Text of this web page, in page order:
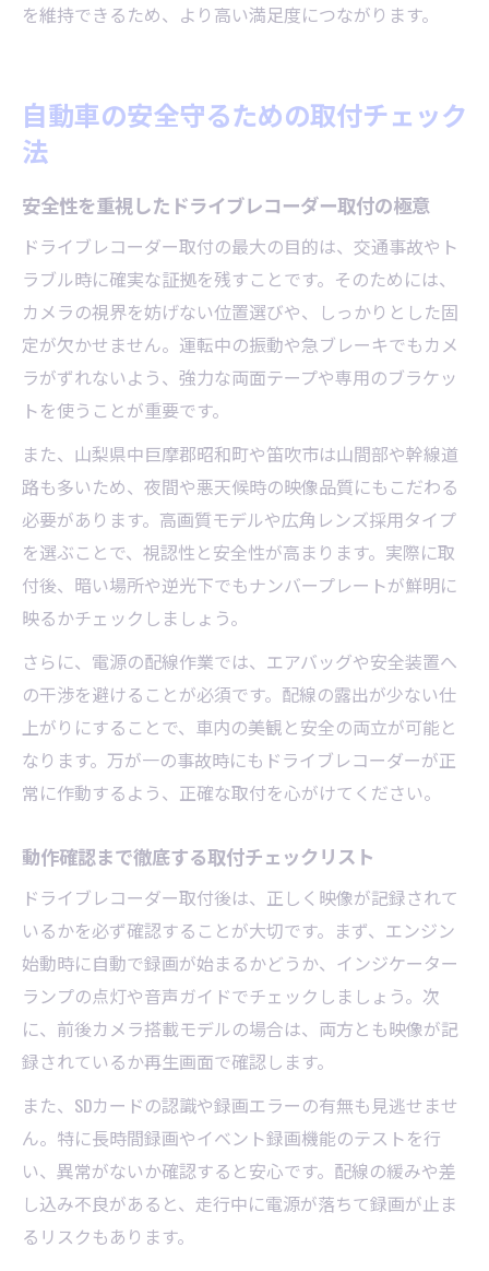
を維持できるため、より高い満足度につながります。
自動車の安全守るための取付チェック
法
安全性を重視したドライブレコーダー取付の極意
ドライブレコーダー取付の最大の目的は、交通事故やト
ラブル時に確実な証拠を残すことです。そのためには、
カメラの視界を妨げない位置選びや、しっかりとした固
定が欠かせません。運転中の振動や急ブレーキでもカメ
ラがずれないよう、強力な両面テープや専用のブラケッ
トを使うことが重要です。
また、山梨県中巨摩郡昭和町や笛吹市は山間部や幹線道
路も多いため、夜間や悪天候時の映像品質にもこだわる
必要があります。高画質モデルや広角レンズ採用タイプ
を選ぶことで、視認性と安全性が高まります。実際に取
付後、暗い場所や逆光下でもナンバープレートが鮮明に
映るかチェックしましょう。
さらに、電源の配線作業では、エアバッグや安全装置へ
の干渉を避けることが必須です。配線の露出が少ない仕
上がりにすることで、車内の美観と安全の両立が可能と
なります。万が一の事故時にもドライブレコーダーが正
常に作動するよう、正確な取付を心がけてください。
動作確認まで徹底する取付チェックリスト
ドライブレコーダー取付後は、正しく映像が記録されて
いるかを必ず確認することが大切です。まず、エンジン
始動時に自動で録画が始まるかどうか、インジケーター
ランプの点灯や音声ガイドでチェックしましょう。次
に、前後カメラ搭載モデルの場合は、両方とも映像が記
録されているか再生画面で確認します。
また、SDカードの認識や録画エラーの有無も見逃せませ
ん。特に長時間録画やイベント録画機能のテストを行
い、異常がないか確認すると安心です。配線の緩みや差
し込み不良があると、走行中に電源が落ちて録画が止ま
るリスクもあります。